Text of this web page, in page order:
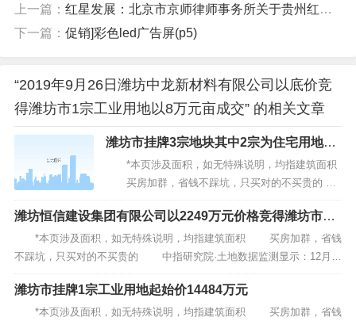
上一篇： 红星发展：北京市京师律师事务所关于贵州红星发展股份有限公司2022年度向特定对象发行a股股票之法律意见书
下一篇： 促销]彩色led广告屏(p5)
“2019年9月26日潍坊中龙新材料有限公司以底价竞
得潍坊市1宗工业用地以8万元亩成交” 的相关文章
潍坊市挂牌3宗地块其中2宗为住宅用地1
宗为工业用地总起始价94214万元
*本页涉及面积，如无特殊说明，均指建筑面积
买房加群，省钱不踩坑，只买对的不买贵的
据中指研究院·土地数据监测，2024年8月5日潍坊
市挂牌出让3宗地块，总起始价9421.4万元。其中寿
光市2宗，昌乐县1宗。总出让面积3.0万㎡，总起始
价9...
潍坊恒信建设集团有限公司以2249万元价格竞得潍坊市青
州市1宗住宅用地溢价率018%
*本页涉及面积，如无特殊说明，均指建筑面积 买房加群，省钱
不踩坑，只买对的不买贵的 中指研究院·土地数据监测显示：12月0
7日，山东省潍坊市青州市寿光稻田镇成交1宗住宅用地，该地块由潍坊
恒信建设集团有限公司斩获，成交价2249万元，成交楼面...
潍坊市挂牌1宗工业用地起始价14484万元
*本页涉及面积，如无特殊说明，均指建筑面积 买房加群，省钱